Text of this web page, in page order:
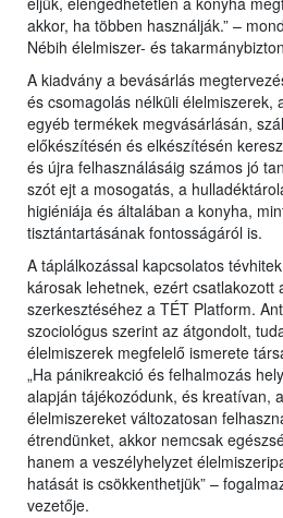
akkor, ha többen használják.” –
Nébih élelmiszer- és
A kiadvány a bevásárlás
és csomagolás nélküli élelmiszerek,
egyéb termékek megvásárlásán,
előkészítésén és elkészítésén
és újra felhasználásáig számos jó
szót ejt a mosogatás, a
higiéniája és általában a konyha,
tisztántartásának fontosságáról is.
A táplálkozással kapcsolatos
károsak lehetnek, ezért csatlakozott
szerkesztéséhez a TÉT Platform.
szociológus szerint az átgondolt,
élelmiszerek megfelelő ismerete
„Ha pánikreakció és felhalmozás
alapján tájékozódunk, és kreatívan,
élelmiszereket változatosan
étrendünket, akkor nemcsak
hanem a veszélyhelyzet
hatását is csökkenthetjük” –
vezetője.